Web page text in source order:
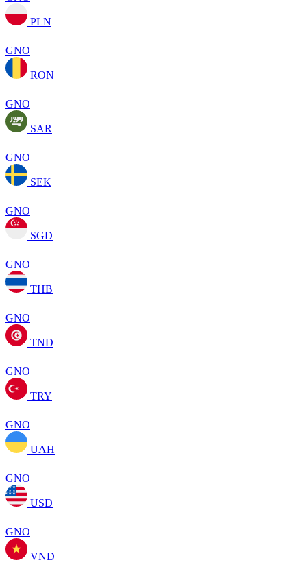
PLN
GNO
RON
GNO
SAR
GNO
SEK
GNO
SGD
GNO
THB
GNO
TND
GNO
TRY
GNO
UAH
GNO
USD
GNO
VND